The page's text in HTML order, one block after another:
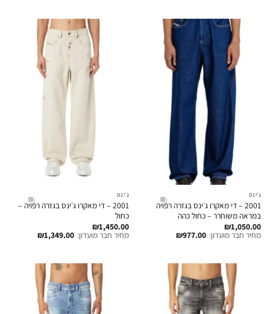
ג'ינס
2001 – די מאקרו ג׳ינס בגזרה רפויה
במראה משוחרר – כחול כהה
₪1,050.00
מחיר חבר מועדון: ₪977.00
ג'ינס
2001 – די מאקרו ג׳ינס בגזרה רפויה –
כחול
₪1,450.00
מחיר חבר מועדון: ₪1,349.00